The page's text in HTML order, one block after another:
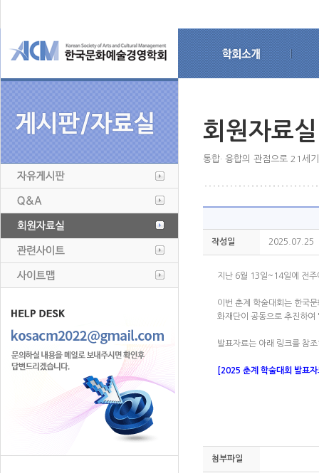
회원자료실
통합· 융합의 관점으로 21세
작성일 2025.07.25
지난 6월 13일~14일에 전
이번 춘계 학술대회는 한국
화재단이 공동으로 추진하
발표자료는 아래 링크를 참
[2025 춘계 학술대회 발표
첨부파일